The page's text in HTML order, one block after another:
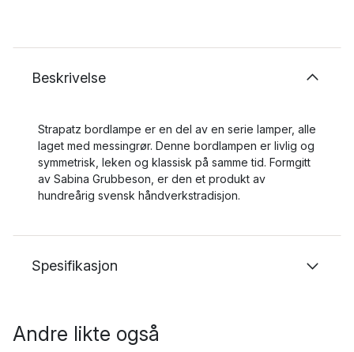
Beskrivelse
Strapatz bordlampe er en del av en serie lamper, alle
laget med messingrør. Denne bordlampen er livlig og
symmetrisk, leken og klassisk på samme tid. Formgitt
av Sabina Grubbeson, er den et produkt av
hundreårig svensk håndverkstradisjon.
Spesifikasjon
Andre likte også